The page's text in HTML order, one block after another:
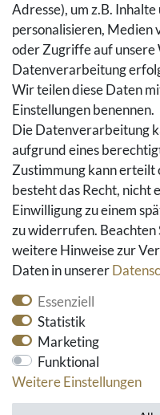
Rückgaberecht
Vertrag widerrufen
Warenkorb
Hilfe
Social Media
Facebook
Instagram
Pinterest
Youtube
Houzz
* alle Preise inkl.
zzgl.
Adresse), um z.B.
personalisieren,
oder Zugriffe auf unsere
Datenverarbeitung
Wir teilen diese Daten
Einstellungen benennen.
Die Datenverarbeitung
aufgrund eines
Zustimmung kann erteilt
besteht das Recht, nicht
Einwilligung zu einem
zu widerrufen. Beachten
weitere Hinweise zur
Daten in unserer
Essenziell
Statistik
Marketing
Funktional
Weitere Einstellungen